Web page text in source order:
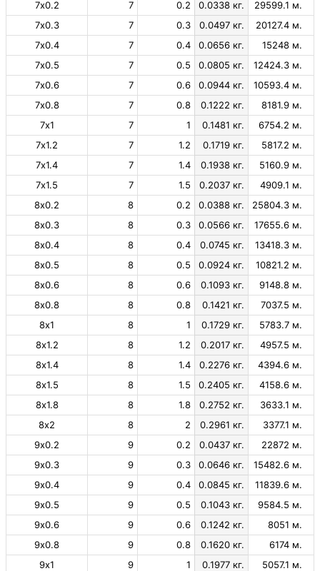
7х0.2
7 0.2 0.0338 кг.
29599.1 м.
7х0.3
7 0.3 0.0497 кг.
20127.4 м.
7х0.4
7 0.4 0.0656 кг.
15248 м.
7х0.5
7 0.5 0.0805 кг.
12424.3 м.
7х0.6
7 0.6 0.0944 кг.
10593.4 м.
7х0.8
7 0.8 0.1222 кг.
8181.9 м.
7х1
7 1 0.1481 кг.
6754.2 м.
7х1.2
7 1.2 0.1719 кг.
5817.2 м.
7х1.4
7 1.4 0.1938 кг.
5160.9 м.
7х1.5
7 1.5 0.2037 кг.
4909.1 м.
8х0.2
8 0.2 0.0388 кг.
25804.3 м.
8х0.3
8 0.3 0.0566 кг.
17655.6 м.
8х0.4
8 0.4 0.0745 кг.
13418.3 м.
8х0.5
8 0.5 0.0924 кг.
10821.2 м.
8х0.6
8 0.6 0.1093 кг.
9148.8 м.
8х0.8
8 0.8 0.1421 кг.
7037.5 м.
8х1
8 1 0.1729 кг.
5783.7 м.
8х1.2
8 1.2 0.2017 кг.
4957.5 м.
8х1.4
8 1.4 0.2276 кг.
4394.6 м.
8х1.5
8 1.5 0.2405 кг.
4158.6 м.
8х1.8
8 1.8 0.2752 кг.
3633.1 м.
8х2
8 2 0.2961 кг.
3377.1 м.
9х0.2
9 0.2 0.0437 кг.
22872 м.
9х0.3
9 0.3 0.0646 кг.
15482.6 м.
9х0.4
9 0.4 0.0845 кг.
11839.6 м.
9х0.5
9 0.5 0.1043 кг.
9584.5 м.
9х0.6
9 0.6 0.1242 кг.
8051 м.
9х0.8
9 0.8 0.1620 кг.
6174 м.
9х1
9 1 0.1977 кг.
5057.1 м.